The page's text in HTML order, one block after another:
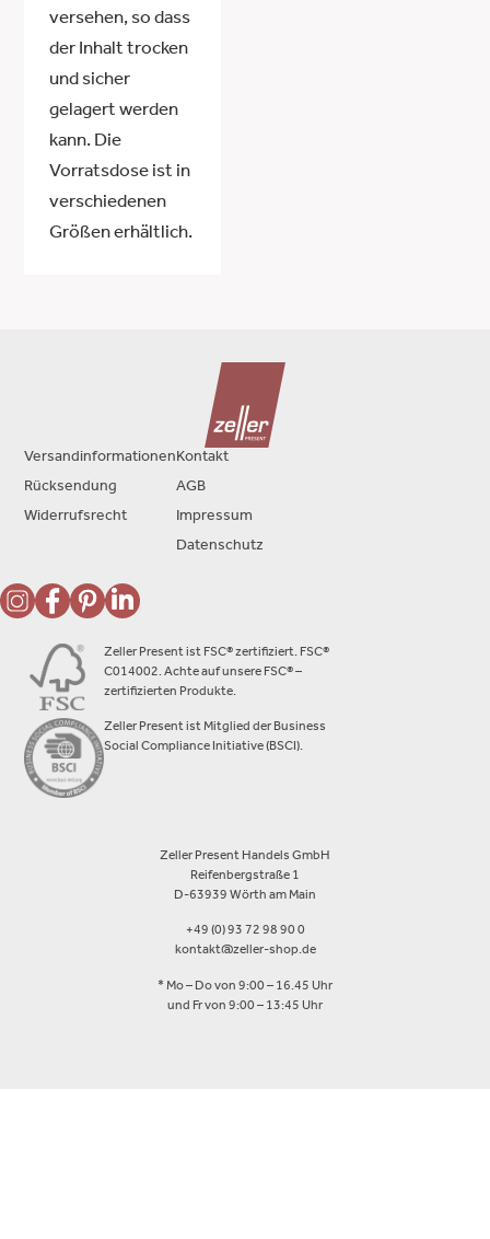
versehen, so dass
der Inhalt trocken
und sicher
gelagert werden
kann. Die
Vorratsdose ist in
verschiedenen
Größen erhältlich.
Zeller Present ist FSC® zertifiziert. FSC®
C014002. Achte auf unsere FSC® –
zertifizierten Produkte.
Zeller Present ist Mitglied der Business
Social Compliance Initiative (BSCI).
Zeller Present Handels GmbH
Reifenbergstraße 1
D-63939 Wörth am Main
+49 (0) 93 72 98 90 0
kontakt@zeller-shop.de
* Mo – Do von 9:00 – 16.45 Uhr
und Fr von 9:00 – 13:45 Uhr
Versandinformationen
Rücksendung
Widerrufsrecht
Kontakt
AGB
Impressum
Datenschutz